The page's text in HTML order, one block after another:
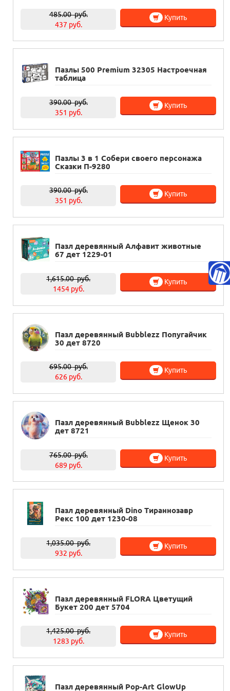
485.00руб.
437 руб.
Купить
Пазлы 500 Premium 32305 Настроечная
таблица
390.00руб.
351 руб.
Купить
Пазлы 3 в 1 Собери своего персонажа
Сказки П-9280
390.00руб.
351 руб.
Купить
Пазл деревянный Aлфавит животные
67 дет 1229-01
1,615.00руб.
1454 руб.
Купить
Пазл деревянный Bubblezz Попугайчик
30 дет 8720
695.00руб.
626 руб.
Купить
Пазл деревянный Bubblezz Щенок 30
дет 8721
765.00руб.
689 руб.
Купить
Пазл деревянный Dino Тираннозавр
Рекс 100 дет 1230-08
1,035.00руб.
932 руб.
Купить
Пазл деревянный FLORA Цветущий
Букет 200 дет 5704
1,425.00руб.
1283 руб.
Купить
Пазл деревянный Pop-Art GlowUp